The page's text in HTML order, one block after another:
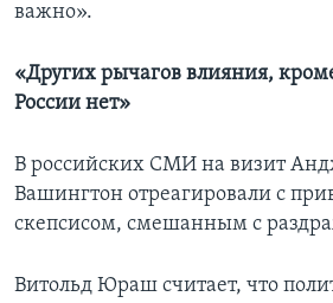
важно».
«Других рычагов влияния,
России нет»
В российских СМИ на визит
Вашингтон отреагировали с
скепсисом, смешанным с
Витольд Юраш считает, что